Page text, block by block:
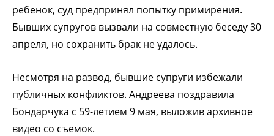
ребенок, суд предпринял попытку примирения.
Бывших супругов вызвали на совместную беседу 30
апреля, но сохранить брак не удалось.
Несмотря на развод, бывшие супруги избежали
публичных конфликтов. Андреева поздравила
Бондарчука с 59-летием 9 мая, выложив архивное
видео со съемок.